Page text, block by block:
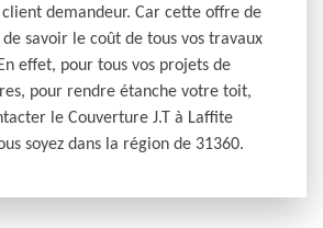
client demandeur. Car cette offre de
savoir le coût de tous vos travaux
effet, pour tous vos projets de
pour rendre étanche votre toit,
le Couverture J.T à Laffite
soyez dans la région de 31360.